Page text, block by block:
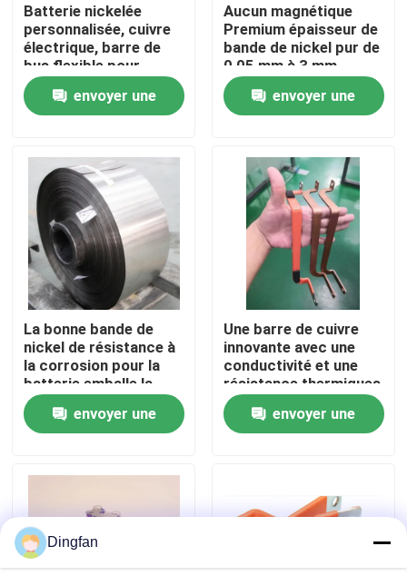
Maison
Produits
Au sujet de nous
Visite d'usine
Contrôle de qualité
Contactez-nous
Nouvelles
Bande de nickel pur
Batterie nickelée
personnalisée, cuivre
électrique, barre de
bus flexible pour
voiture à énergie
nouvelleenvoyer une
Aucun magnétique
Premium épaisseur de
bande de nickel pur de
0,05 mm à 3 mm
envoyer une
La bonne bande de
nickel de résistance à
la corrosion pour la
batterie emballe la
soudure
envoyer une
Une barre de cuivre
innovante avec une
conductivité et une
résistance thermiques
supérieures
envoyer une
Dingfan